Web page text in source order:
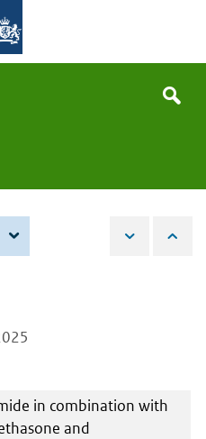
the
Search
in combination with
and